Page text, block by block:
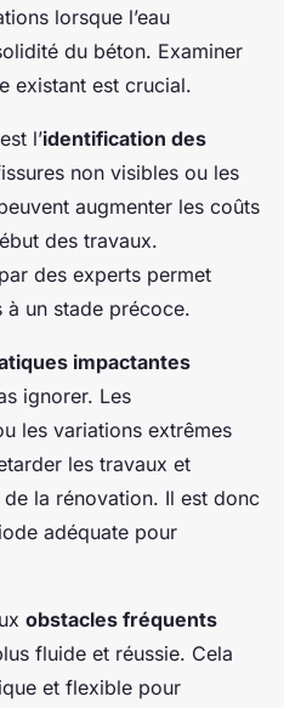
lorsque l’eau
du béton. Examiner
existant est crucial.
l’identification des
non visibles ou les
augmenter les coûts
des travaux.
des experts permet
à un stade précoce.
impactantes
ignorer. Les
les variations extrêmes
les travaux et
la rénovation. Il est donc
adéquate pour
obstacles fréquents
fluide et réussie. Cela
et flexible pour